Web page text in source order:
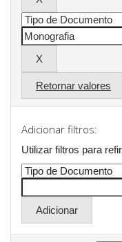
Retornar valores
Adicionar filtros:
Utilizar filtros para